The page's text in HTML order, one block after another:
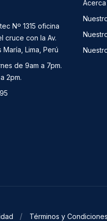
Nº 1315 oficina
cruce con la Av.
Lima, Perú
de 9am a 7pm.
2pm.
Términos y